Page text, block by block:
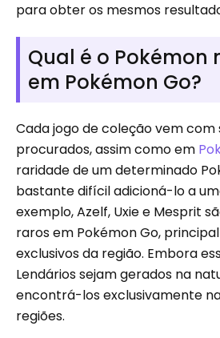
para obter os mesmos
Qual é o Pokémon
em Pokémon Go?
Cada jogo de coleção vem com
procurados, assim como em
raridade de um determinado
bastante difícil adicioná-lo a
exemplo, Azelf, Uxie e Mesprit
raros em Pokémon Go,
exclusivos da região. Embora
Lendários sejam gerados na
encontrá-los exclusivamente
regiões.